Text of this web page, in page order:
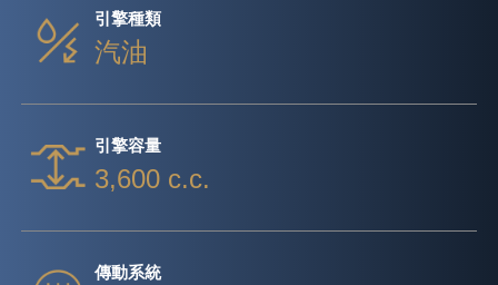
引擎種類
汽油
引擎容量
3,600 c.c.
傳動系統